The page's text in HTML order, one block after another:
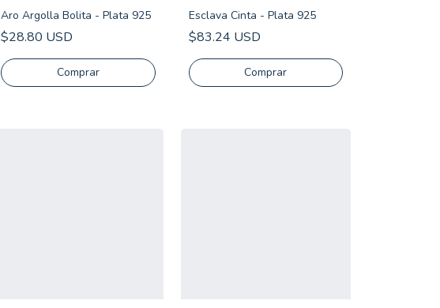
Aro Argolla Bolita - Plata 925
$28.80 USD
Esclava Cinta - Plata 925
$83.24 USD
Comprar